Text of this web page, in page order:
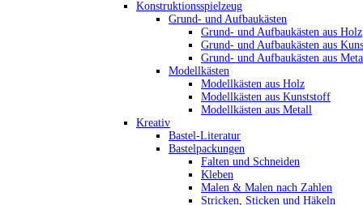
Konstruktionsspielzeug
Grund- und Aufbaukästen
Grund- und Aufbaukästen aus Holz
Grund- und Aufbaukästen aus
Grund- und Aufbaukästen aus
Modellkästen
Modellkästen aus Holz
Modellkästen aus Kunststoff
Modellkästen aus Metall
Kreativ
Bastel-Literatur
Bastelpackungen
Falten und Schneiden
Kleben
Malen & Malen nach Zahlen
Stricken, Sticken und Häkeln